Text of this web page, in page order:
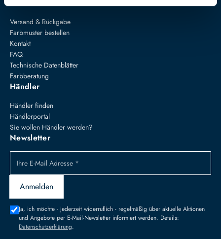
Versand & Rückgabe
Farbmuster bestellen
Kontakt
FAQ
Technische Datenblätter
Farbberatung
Händler
Händler finden
Händlerportal
Sie wollen Händler werden?
Newsletter
Ihre E-Mail Adresse *
Anmelden
Ja, ich möchte - jederzeit widerruflich - regelmäßig über aktuelle Aktionen
und Angebote per E-Mail-Newsletter informiert werden. Details:
Datenschutzerklärung.